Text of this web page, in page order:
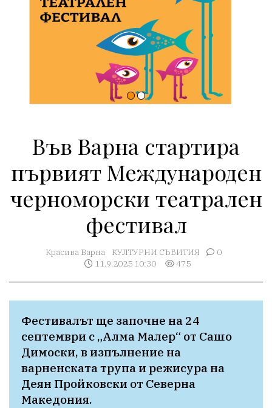
Във Варна стартира
първият Международен
черноморски театрален
фестивал
Красива Варна КУЛТУРНИ СЪБИТИЯ
0
11.9.2025 10:30
475
Фестивалът ще започне на 24
септември с „Алма Малер“ от Сашо
Димоски, в изпълнение на
варненската трупа и режисура на
Деян Пройковски от Северна
Македония.